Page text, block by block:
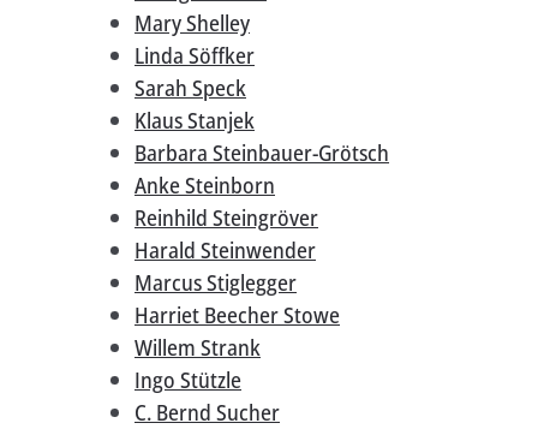
Mary Shelley
Linda Söffker
Sarah Speck
Klaus Stanjek
Barbara Steinbauer-Grötsch
Anke Steinborn
Reinhild Steingröver
Harald Steinwender
Marcus Stiglegger
Harriet Beecher Stowe
Willem Strank
Ingo Stützle
C. Bernd Sucher